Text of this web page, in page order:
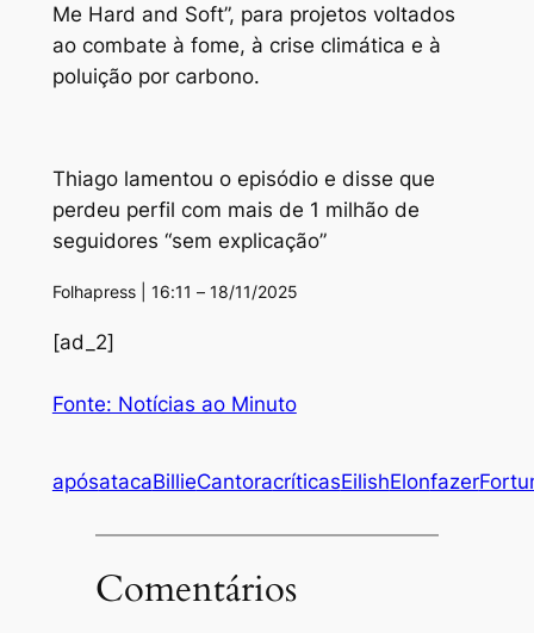
Me Hard and Soft”, para projetos voltados
ao combate à fome, à crise climática e à
poluição por carbono.
Thiago lamentou o episódio e disse que
perdeu perfil com mais de 1 milhão de
seguidores “sem explicação”
Folhapress | 16:11 – 18/11/2025
[ad_2]
Fonte: Notícias ao Minuto
apósatacaBillieCantoracríticasEilishElonfazer
Comentários